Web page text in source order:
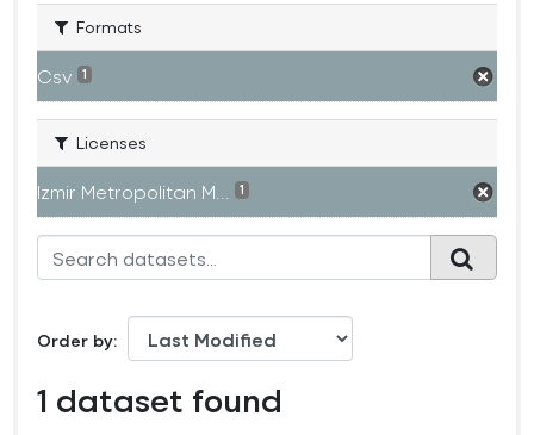
Formats
Csv 1
Licenses
Izmir Metropolitan M... 1
Order by
1 dataset found